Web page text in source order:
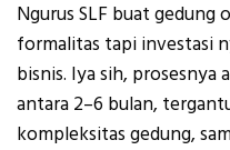
Ngurus SLF buat gedung
formalitas tapi investasi
bisnis. Iya sih, prosesnya
antara 2–6 bulan,
kompleksitas gedung,